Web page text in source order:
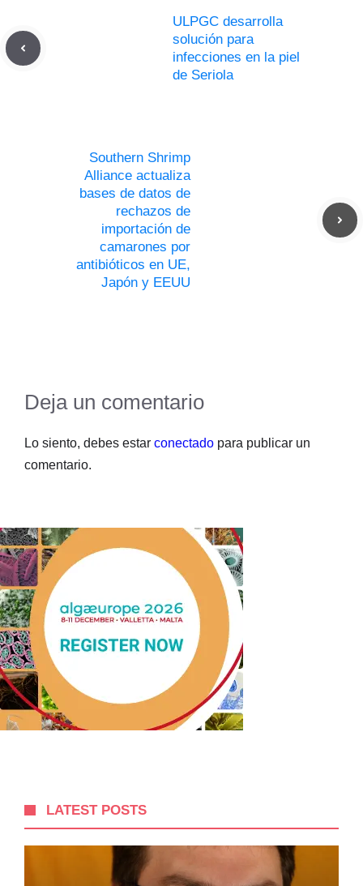
ULPGC desarrolla
solución para
infecciones en la piel
de Seriola
Southern Shrimp
Alliance actualiza
bases de datos de
rechazos de
importación de
camarones por
antibióticos en UE,
Japón y EEUU
Deja un comentario
Lo siento, debes estar conectado para publicar un
comentario.
LATEST POSTS